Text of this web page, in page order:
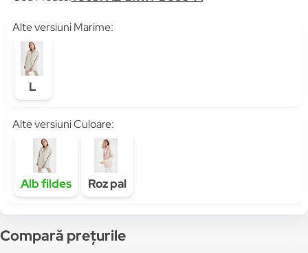
Alte versiuni Marime:
L
Alte versiuni Culoare:
Alb fildes Roz pal
Compară prețurile